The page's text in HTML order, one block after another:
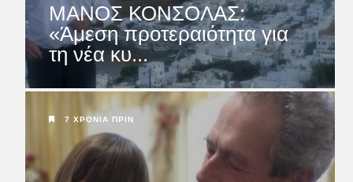
ΜANOΣ ΚΟΝΣΟΛΑΣ:
«Άμεση προτεραιότητα για
τη νέα κυ...
7 ΧΡΌΝΙΑ ΠΡΙΝ